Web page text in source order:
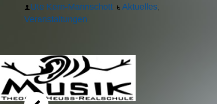
Ute Kern-Mannschott Aktuelles
Veranstaltungen